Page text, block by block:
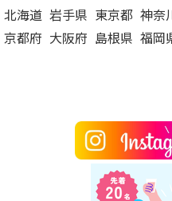
北海道 岩手県 東京都 神奈
京都府 大阪府 島根県 福岡